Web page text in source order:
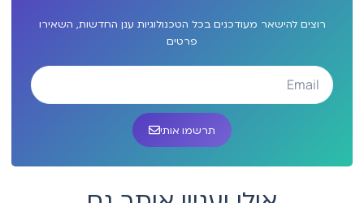
רוצים להישאר מעודכנים בכל הטכנולוגיות ענן החדשות, השאירו
פרטים
תרשמו אותי